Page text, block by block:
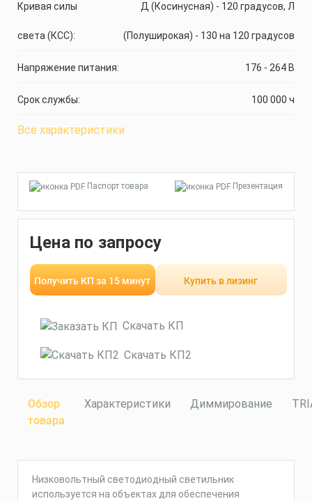
Кривая силы
света (КСС):
Д (Косинусная) - 120 градусов, Л
(Полуширокая) - 130 на 120 градусов
Напряжение питания: 176 - 264 В
Срок службы: 100 000 ч
Все характеристики
Паспорт товара Презентация
Цена по запросу
Получить КП за 15 минут Купить в лизинг
Скачать КП
Скачать КП2
Обзор
товара
Характеристики Диммирование
Низковольтный светодиодный светильник
используется на объектах для обеспечения